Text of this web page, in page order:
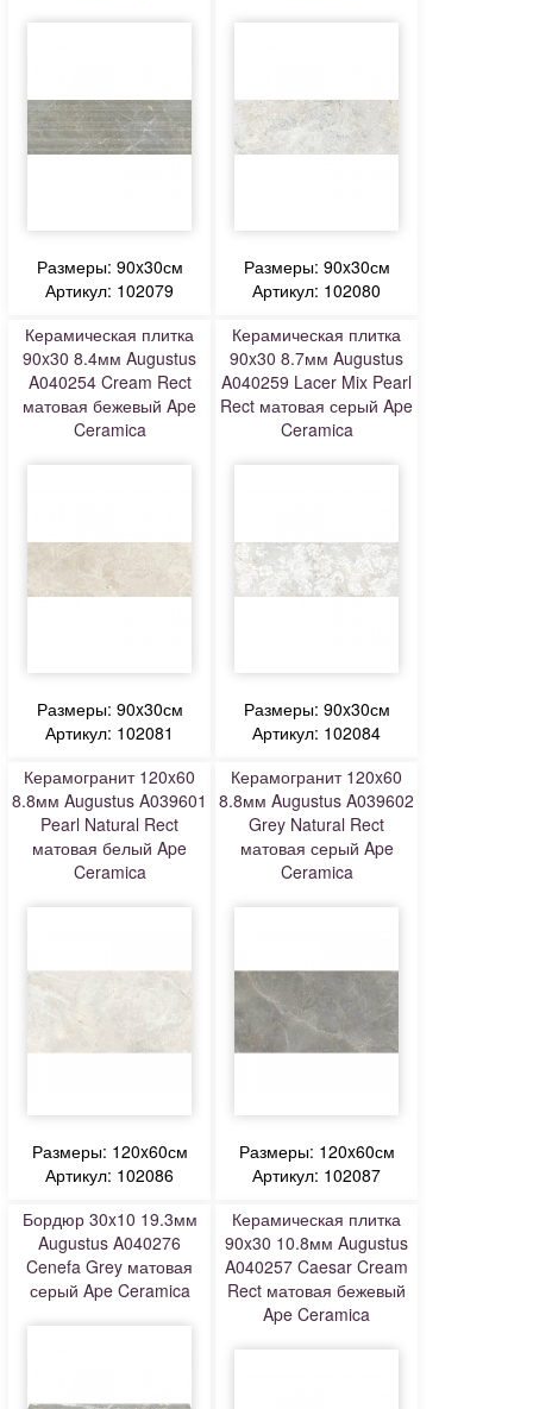
Размеры: 90x30см
Артикул: 102079
Размеры: 90x30см
Артикул: 102080
Керамическая плитка
90x30 8.4мм Augustus
A040254 Cream Rect
матовая бежевый Ape
Ceramica
Размеры: 90x30см
Артикул: 102081
Керамическая плитка
90x30 8.7мм Augustus
A040259 Lacer Mix Pearl
Rect матовая серый Ape
Ceramica
Размеры: 90x30см
Артикул: 102084
Керамогранит 120x60
8.8мм Augustus A039601
Pearl Natural Rect
матовая белый Ape
Ceramica
Размеры: 120x60см
Артикул: 102086
Керамогранит 120x60
8.8мм Augustus A039602
Grey Natural Rect
матовая серый Ape
Ceramica
Размеры: 120x60см
Артикул: 102087
Бордюр 30x10 19.3мм
Augustus A040276
Cenefa Grey матовая
серый Ape Ceramica
Керамическая плитка
90x30 10.8мм Augustus
A040257 Caesar Cream
Rect матовая бежевый
Ape Ceramica